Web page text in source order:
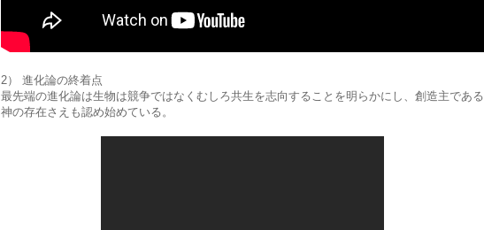
2） 進化論の終着点
最先端の進化論は生物は競争ではなくむしろ共生を志向することを明らかにし、創造主である
神の存在さえも認め始めている。